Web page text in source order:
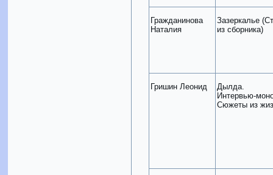
Гражданинова
Наталия
Зазеркалье
из сборника)
Гришин Леонид
Дылда.
Интервью-
Сюжеты из